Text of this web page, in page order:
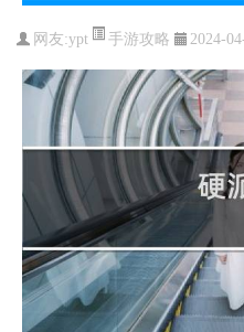
网友:ypt 手游攻略 2024-